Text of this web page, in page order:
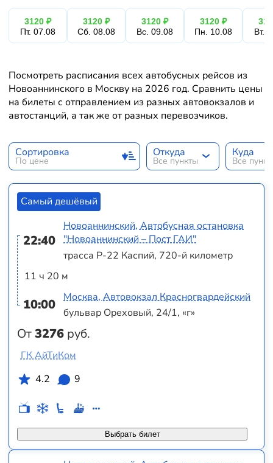
3120 ₽
Пт. 07.08
3120 ₽
Сб. 08.08
3120 ₽
Вс. 09.08
3120 ₽
Пн. 10.08
Вт.
Посмотреть расписания всех автобусных рейсов из
Новоаннинского в Москву на 2026 год. Сравнить цены
на билеты с отправлением из разных автовокзалов и
автостанций, а так же от разных перевозчиков.
Сортировка
По цене
Откуда
Все пункты
Куда
Все
Самый дешёвый
22:40
11 ч 20 м
10:00
От3276 руб.
Новоаннинский, Автобусная остановка
"Новоаннинский – Пост ГАИ"
трасса Р-22 Каспий, 720-й километр
Москва, Автовокзал Красногвардейский
бульвар Ореховый, 24/1, «г»
Выбрать билет
ГК АйТиКом
4.2
9